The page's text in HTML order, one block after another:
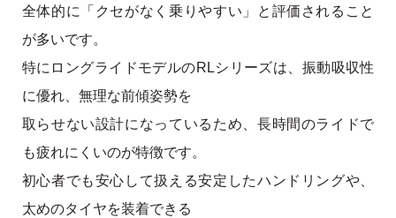
全体的に「クセがなく乗りやすい」と評価されること
が多いです。
特にロングライドモデルのRLシリーズは、振動吸収性
に優れ、無理な前傾姿勢を
取らせない設計になっているため、長時間のライドで
も疲れにくいのが特徴です。
初心者でも安心して扱える安定したハンドリングや、
太めのタイヤを装着できる